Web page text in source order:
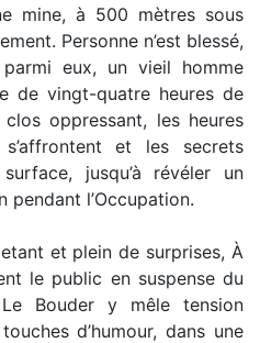
mine, à 500 mètres sous
Personne n’est blessé,
eux, un vieil homme
de vingt-quatre heures de
oppressant, les heures
et les secrets
jusqu’à révéler un
pendant l’Occupation.
et plein de surprises, À
le public en suspense du
Bouder y mêle tension
d’humour, dans une